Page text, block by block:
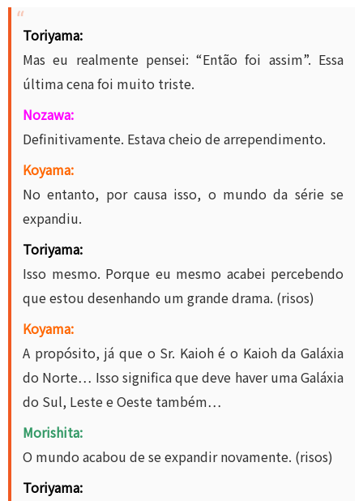
Toriyama:
Mas eu realmente pensei: “Então foi assim”. Essa
última cena foi muito triste.
Nozawa:
Definitivamente. Estava cheio de arrependimento.
Koyama:
No entanto, por causa isso, o mundo da série se
expandiu.
Toriyama:
Isso mesmo. Porque eu mesmo acabei percebendo
que estou desenhando um grande drama. (risos)
Koyama:
A propósito, já que o Sr. Kaioh é o Kaioh da Galáxia
do Norte… Isso significa que deve haver uma Galáxia
do Sul, Leste e Oeste também…
Morishita:
O mundo acabou de se expandir novamente. (risos)
Toriyama: